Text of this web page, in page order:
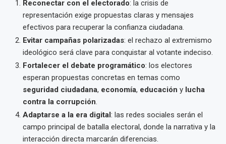
Reconectar con el electorado: la crisis de
representación exige propuestas claras y mensajes
efectivos para recuperar la confianza ciudadana.
Evitar campañas polarizadas: el rechazo al extremismo
ideológico será clave para conquistar al votante indeciso.
Fortalecer el debate programático: los electores
esperan propuestas concretas en temas como
seguridad ciudadana, economía, educación y lucha
contra la corrupción.
Adaptarse a la era digital: las redes sociales serán el
campo principal de batalla electoral, donde la narrativa y la
interacción directa marcarán diferencias.